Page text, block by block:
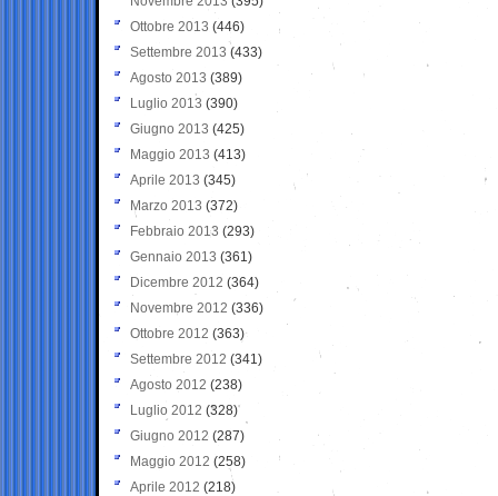
Ottobre 2013 (446)
Settembre 2013 (433)
Agosto 2013 (389)
Luglio 2013 (390)
Giugno 2013 (425)
Maggio 2013 (413)
Aprile 2013 (345)
Marzo 2013 (372)
Febbraio 2013 (293)
Gennaio 2013 (361)
Dicembre 2012 (364)
Novembre 2012 (336)
Ottobre 2012 (363)
Settembre 2012 (341)
Agosto 2012 (238)
Luglio 2012 (328)
Giugno 2012 (287)
Maggio 2012 (258)
Aprile 2012 (218)